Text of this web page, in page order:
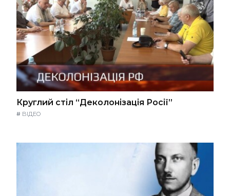
Круглий стіл “Деколонізація Росії”
# ВІДЕО